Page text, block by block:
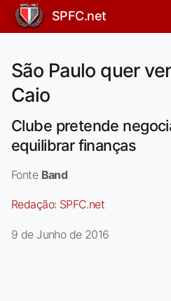
SPFC.net
São Paulo quer
Caio
Clube pretende
equilibrar finanças
Fonte Band
Redação: SPFC.net
9 de Junho de 2016